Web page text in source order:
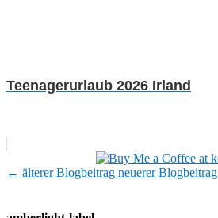
Teenagerurlaub 2026 Irland
← älterer Blogbeitrag neuerer Blogbeitrag